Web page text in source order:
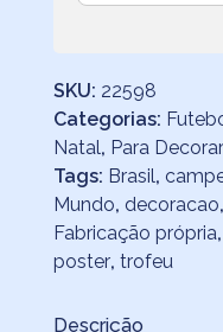
SKU: 22598
Categorias:
Natal, Para Decorar
Tags: Brasil,
Mundo, decoracao,
Fabricação própria,
poster, trofeu
Descrição